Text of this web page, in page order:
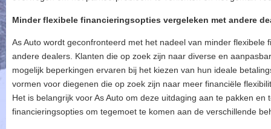
Minder flexibele financieringsopties vergeleken met andere
As Auto wordt geconfronteerd met het nadeel van minder flexibele
andere dealers. Klanten die op zoek zijn naar diverse en
mogelijk beperkingen ervaren bij het kiezen van hun ideale
vormen voor diegenen die op zoek zijn naar meer financiële
Het is belangrijk voor As Auto om deze uitdaging aan te pakken
financieringsopties om tegemoet te komen aan de verschillende